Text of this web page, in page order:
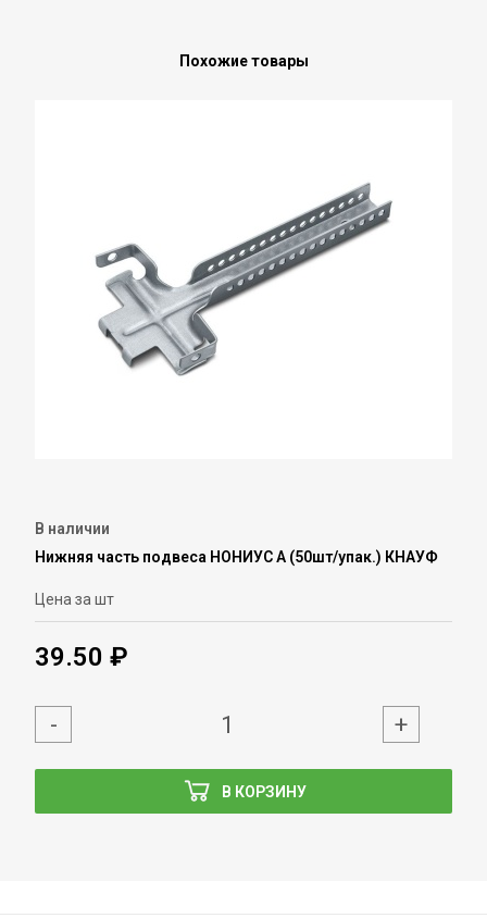
Похожие товары
В наличии
Нижняя часть подвеса НОНИУС А (50шт/упак.) КНАУФ
Цена за шт
39.50 ₽
В КОРЗИНУ
- +